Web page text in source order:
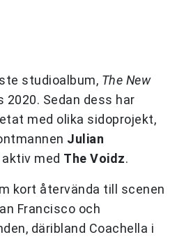
studioalbum, The New
2020. Sedan dess har
med olika sidoprojekt,
Julian
med The Voidz.
kort återvända till scenen
Francisco och
däribland Coachella i